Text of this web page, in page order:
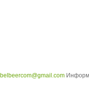
belbeercom@gmail.com